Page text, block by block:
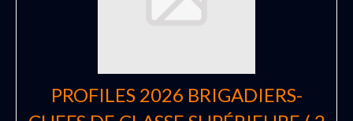
PROFILES 2026 BRIGADIERS-